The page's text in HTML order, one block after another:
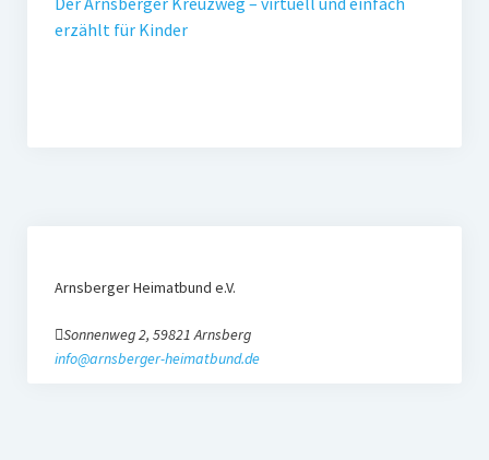
Kräuterspirale
Poesiepfad
Wedinghauser Chorherrentropfen
erzählt für Kinder
Arnsberger Heimatbund e.V.
Sonnenweg 2, 59821 Arnsberg
info@arnsberger-heimatbund.de